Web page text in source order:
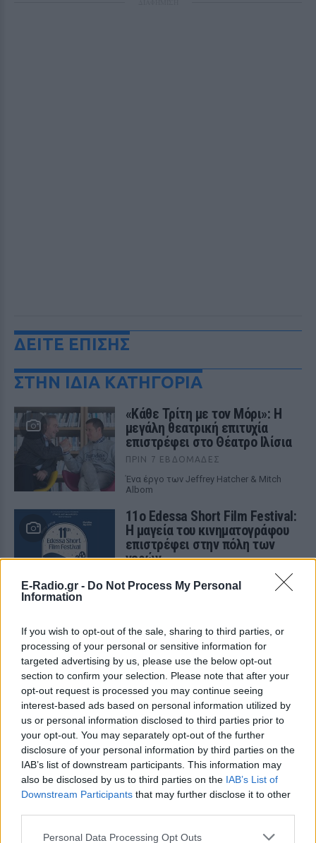
E-Radio.gr - Do Not Process My Personal
Information
If you wish to opt-out of the sale, sharing to third parties, or
processing of your personal or sensitive information for
targeted advertising by us, please use the below opt-out
section to confirm your selection. Please note that after your
opt-out request is processed you may continue seeing
interest-based ads based on personal information utilized by
us or personal information disclosed to third parties prior to
your opt-out. You may separately opt-out of the further
disclosure of your personal information by third parties on the
IAB’s list of downstream participants. This information may
also be disclosed by us to third parties on the IAB’s List of
Downstream Participants that may further disclose it to other
Personal Data Processing Opt Outs
ΔΕΙΤΕ ΕΠΙΣΗΣ
ΣΤΗΝ ΙΔΙΑ ΚΑΤΗΓΟΡΙΑ
«Κάθε Τρίτη με τον Μόρι»: Η
μεγάλη θεατρική επιτυχία
επιστρέφει στο Θέατρο Ιλίσια
ΠΡΙΝ 7 ΕΒΔΟΜΆΔΕΣ
Ένα έργο των Jeffrey Hatcher & Mitch
Albom
11ο Edessa Short Film Festival:
Η μαγεία του κινηματογράφου
επιστρέφει στην πόλη των
νερών
4 & 5 Ιουλίου 2026 - Cine Καταρράκτες,
Οι Σκιαδαρέσες στο Φεστιβάλ
Μονής Λαζαριστών: Μια βραδιά
γεμάτη μουσική, χιούμορ και
αυθεντική ενέργεια
ΠΡΙΝ 7 ΕΒΔΟΜΆΔΕΣ
Το αγαπημένο μουσικό σχήμα επιστρέφει
στη Θεσσαλονίκη για μια μεγάλη
καλοκαιρινή συναυλία την Πέμπτη 25
Ιουνίου